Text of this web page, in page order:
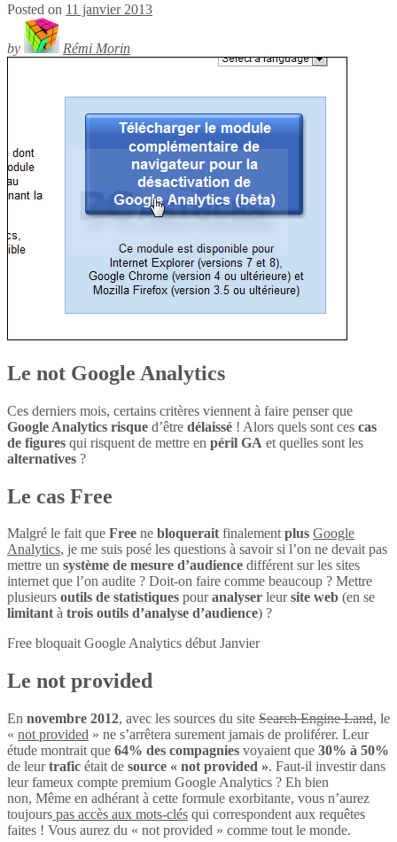
Posted on 11 janvier 2013
by Rémi Morin
Le not Google Analytics
Ces derniers mois, certains critères viennent à faire penser que
Google Analytics risque d’être délaissé ! Alors quels sont ces cas
de figures qui risquent de mettre en péril GA et quelles sont les
alternatives ?
Le cas Free
Malgré le fait que Free ne bloqueraitfinalementplus Google
Analytics, je me suis posé les questions à savoir si l’on ne devait pas
mettre un système de mesure d’audience différent sur les sites
internet que l’on audite ? Doit-on faire comme beaucoup ? Mettre
plusieurs outils de statistiques pouranalyser leursite web (en se
limitantà trois outils d’analyse d’audience) ?
Free bloquait Google Analytics début Janvier
Le not provided
En novembre 2012, avec les sources du site Search Engine Land, le
« not provided » ne s’arrêtera surement jamais de proliférer. Leur
étude montrait que 64% des compagnies voyaient que 30% à 50%
de leurtrafic était de source « not provided ». Faut-il investir dans
leur fameux compte premium Google Analytics ? Eh bien
non, Même en adhérant à cette formule exorbitante, vous n’aurez
toujours pas accès aux mots-clés qui correspondent aux requêtes
faites ! Vous aurez du « not provided » comme tout le monde.